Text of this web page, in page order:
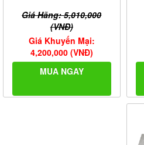
Giá Hãng: 5,010,000
(VNĐ)
Giá Khuyến Mại:
4,200,000 (VNĐ)
MUA NGAY